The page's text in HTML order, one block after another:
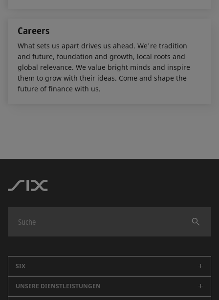
Careers
What sets us apart drives us ahead. We're tradition
and future, foundation and growth, local roots and
global relevance. We value bright minds and inspire
them to grow with their ideas. Come and shape the
future of finance with us.
Finden
SIX
Unternehmen
UNSERE DIENSTLEISTUNGEN